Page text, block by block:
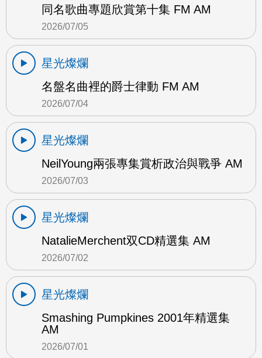
同名歌曲專題欣賞第十集 FM AM
2026/07/05
星光燦爛
名盤名曲裡的爵士律動 FM AM
2026/07/04
星光燦爛
NeilYoung兩張專集賞析政治與戰爭 AM
2026/07/03
星光燦爛
NatalieMerchent双CD精選集 AM
2026/07/02
星光燦爛
Smashing Pumpkines 2001年精選集
AM
2026/07/01